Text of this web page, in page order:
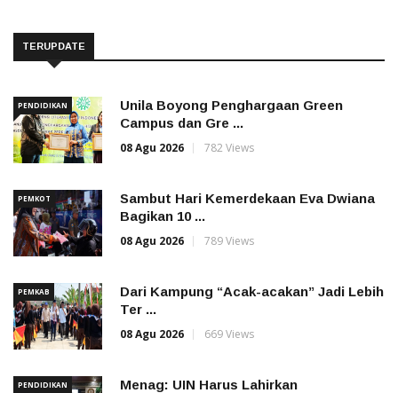
TERUPDATE
PENDIDIKAN
Unila Boyong Penghargaan Green
Campus dan Gre ...
08 Agu 2026
782 Views
PEMKOT
Sambut Hari Kemerdekaan Eva Dwiana
Bagikan 10 ...
08 Agu 2026
789 Views
PEMKAB
Dari Kampung “Acak-acakan” Jadi Lebih
Ter ...
08 Agu 2026
669 Views
PENDIDIKAN
Menag: UIN Harus Lahirkan